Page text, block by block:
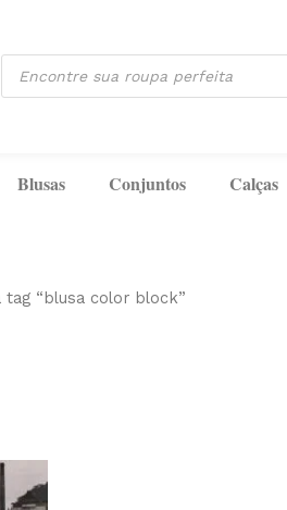
Pesquisar
produtos
Blusas Conjuntos Calças
“blusa color block”